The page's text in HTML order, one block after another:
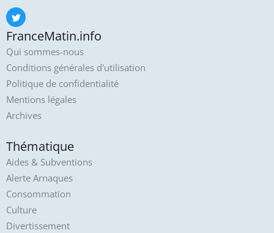
FranceMatin.info
Qui sommes-nous
Conditions générales d'utilisation
Politique de confidentialité
Mentions légales
Archives
Thématique
Aides & Subventions
Alerte Arnaques
Consommation
Culture
Divertissement